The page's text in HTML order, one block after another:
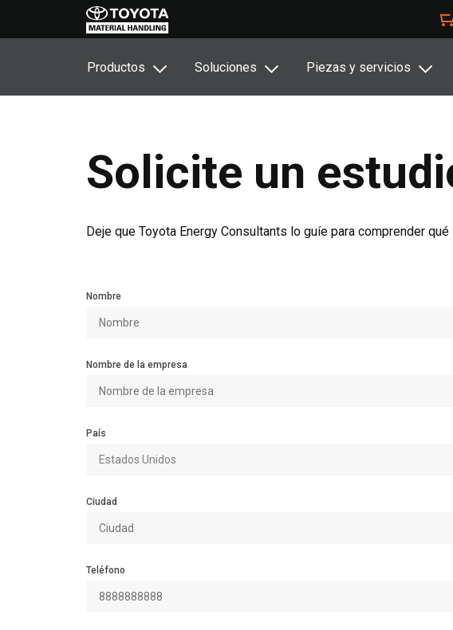
Productos Soluciones Piezas y servicios
Solicite un
Deje que Toyota Energy Consultants lo guíe para comprender
Nombre
Nombre de la empresa
País
Ciudad
Teléfono